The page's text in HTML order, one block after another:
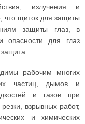
излучения и
что щиток для защиты
защиты глаз, в
опасности для глаз
рабочим многих
частиц, дымов и
и газов при
взрывных работ,
и химических